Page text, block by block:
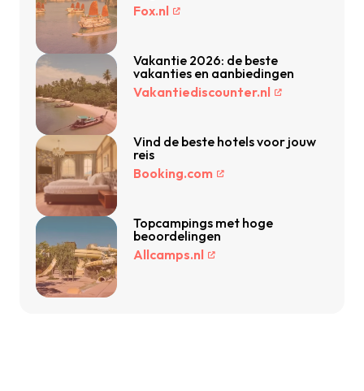
Fox.nl
Vakantie 2026: de beste
vakanties en aanbiedingen
Vakantiediscounter.nl
Vind de beste hotels voor jouw
reis
Booking.com
Topcampings met hoge
beoordelingen
Allcamps.nl